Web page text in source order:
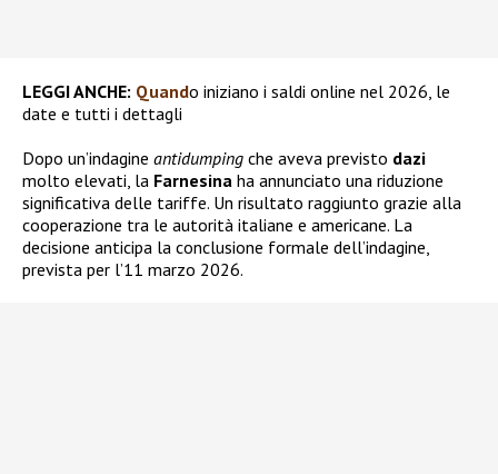
LEGGI ANCHE: Quando iniziano i saldi online nel 2026, le
date e tutti i dettagli
Dopo un’indagine antidumping che aveva previsto dazi
molto elevati, la Farnesina ha annunciato una riduzione
significativa delle tariffe. Un risultato raggiunto grazie alla
cooperazione tra le autorità italiane e americane. La
decisione anticipa la conclusione formale dell’indagine,
prevista per l’11 marzo 2026.